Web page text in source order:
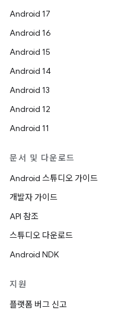
Android 17
Android 16
Android 15
Android 14
Android 13
Android 12
Android 11
문서 및 다운로드
Android 스튜디오 가이드
개발자 가이드
API 참조
스튜디오 다운로드
Android NDK
지원
플랫폼 버그 신고